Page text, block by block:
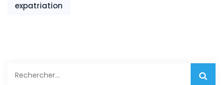
expatriation